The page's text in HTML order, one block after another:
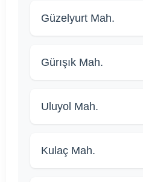
Güzelyurt Mah.
Gürışık Mah.
Uluyol Mah.
Kulaç Mah.